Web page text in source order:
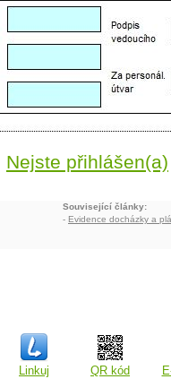
Nejste přihlášen(a)
Související články:
- Evidence docházky a
Linkuj QR kód